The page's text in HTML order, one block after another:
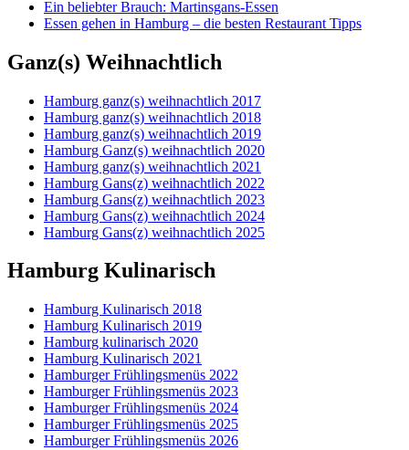
Ein beliebter Brauch: Martinsgans-Essen
Essen gehen in Hamburg – die besten Restaurant Tipps
Ganz(s) Weihnachtlich
Hamburg ganz(s) weihnachtlich 2017
Hamburg ganz(s) weihnachtlich 2018
Hamburg ganz(s) weihnachtlich 2019
Hamburg Ganz(s) weihnachtlich 2020
Hamburg ganz(s) weihnachtlich 2021
Hamburg Gans(z) weihnachtlich 2022
Hamburg Gans(z) weihnachtlich 2023
Hamburg Gans(z) weihnachtlich 2024
Hamburg Gans(z) weihnachtlich 2025
Hamburg Kulinarisch
Hamburg Kulinarisch 2018
Hamburg Kulinarisch 2019
Hamburg kulinarisch 2020
Hamburg Kulinarisch 2021
Hamburger Frühlingsmenüs 2022
Hamburger Frühlingsmenüs 2023
Hamburger Frühlingsmenüs 2024
Hamburger Frühlingsmenüs 2025
Hamburger Frühlingsmenüs 2026